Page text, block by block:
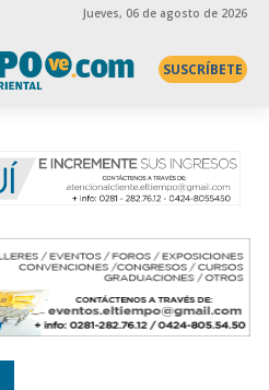
Jueves, 06 de agosto de 2026
SUSCRÍBETE